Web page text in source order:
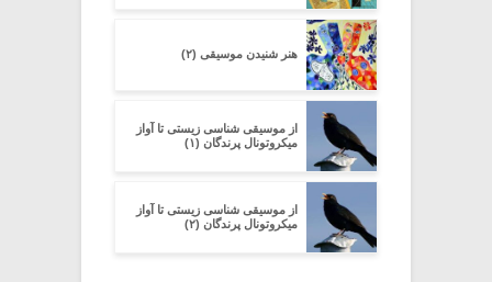
هنر شنیدن موسیقی (۲)
از موسیقی شناسی زیستی تا آواز
میکروتونال پرندگان (۱)
از موسیقی شناسی زیستی تا آواز
میکروتونال پرندگان (۲)